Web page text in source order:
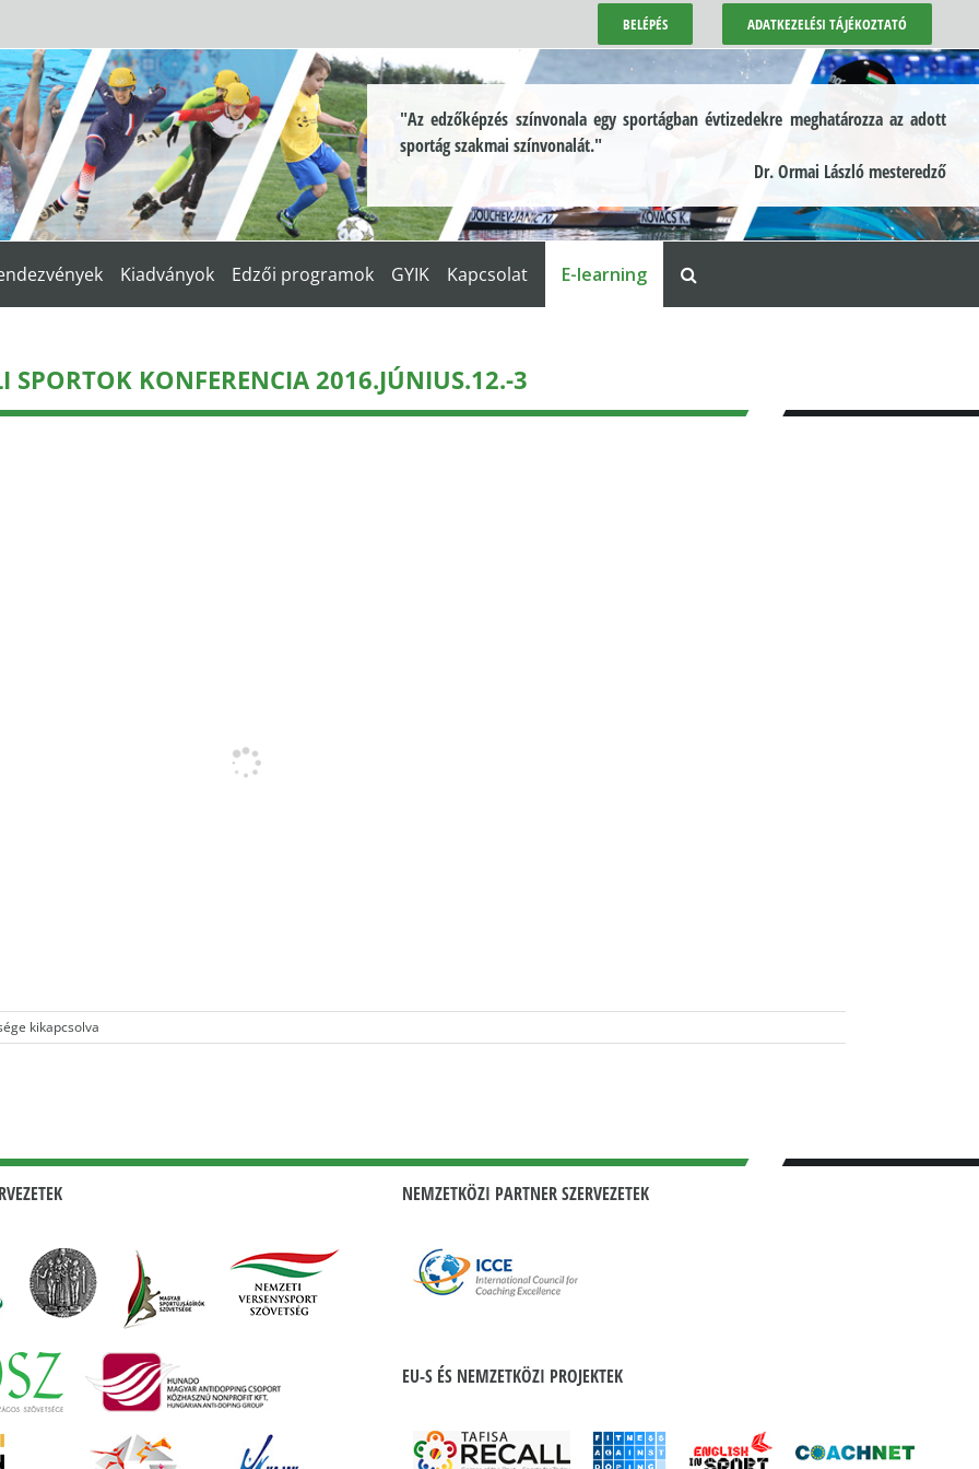
BELÉPÉS ADATKEZELÉSI TÁJÉKOZTATÓ
"Az edzőképzés színvonala egy sportágban évtizedekre meghatározza az adott
sportág szakmai színvonalát."
Dr. Ormai László mesteredző
Kiadványok Edzői programok GYIK Kapcsolat E-learning
SPORTOK KONFERENCIA 2016.JÚNIUS.12.-3
kikapcsolva
NEMZETKÖZI PARTNER SZERVEZETEK
EU-S ÉS NEMZETKÖZI PROJEKTEK